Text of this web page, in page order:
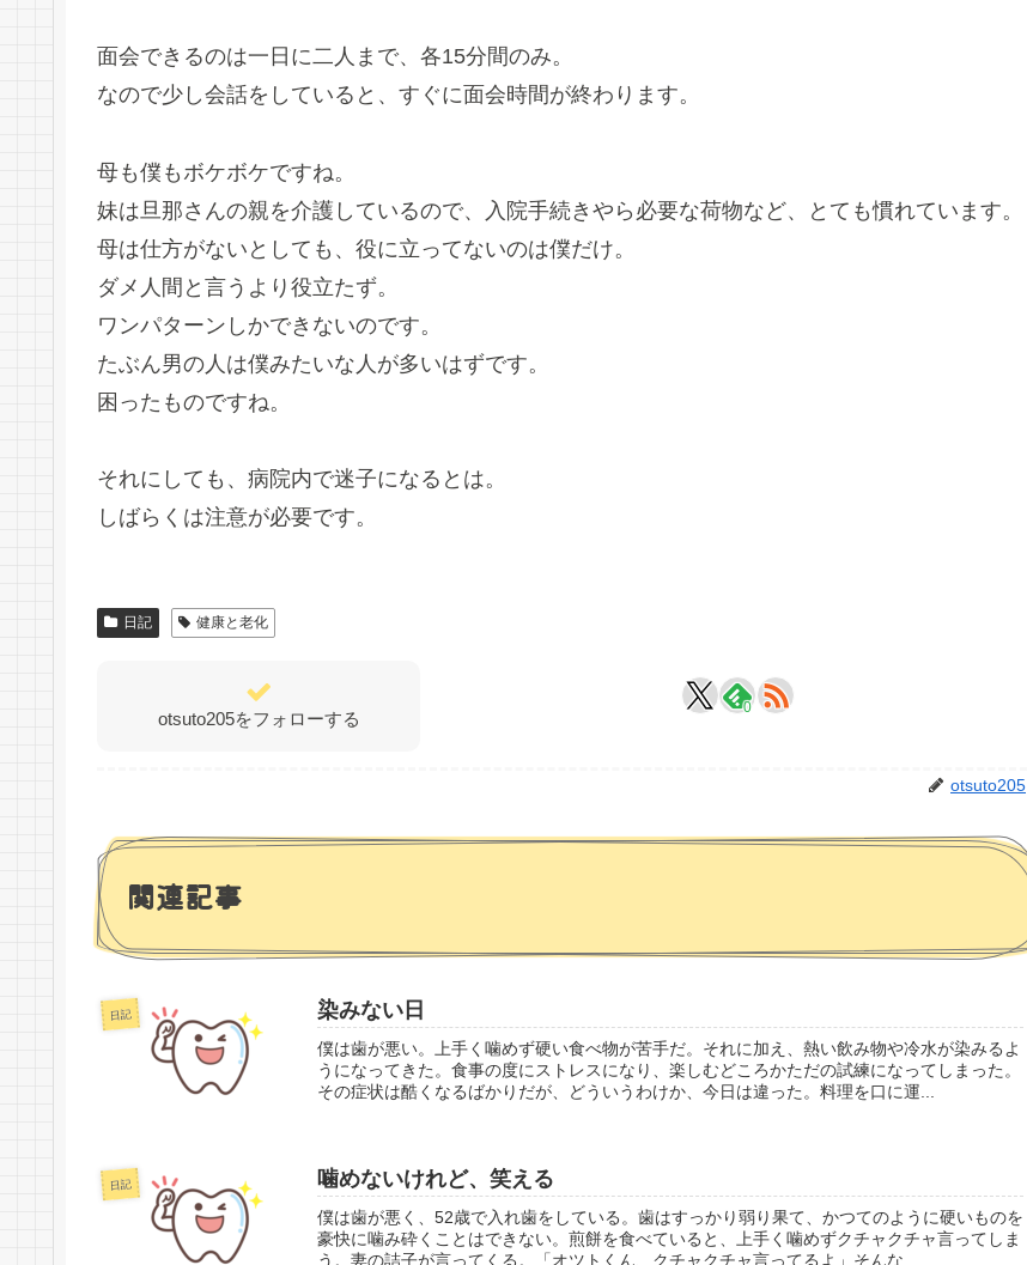
面会できるのは一日に二人まで、各15分間のみ。
なので少し会話をしていると、すぐに面会時間が終わります。
母も僕もボケボケですね。
妹は旦那さんの親を介護しているので、入院手続きやら必要な荷物など、とても慣れています。
母は仕方がないとしても、役に立ってないのは僕だけ。
ダメ人間と言うより役立たず。
ワンパターンしかできないのです。
たぶん男の人は僕みたいな人が多いはずです。
困ったものですね。
それにしても、病院内で迷子になるとは。
しばらくは注意が必要です。
日記 健康と老化
otsuto205をフォローする
0
otsuto205
関連記事
日記 染みない日
僕は歯が悪い。上手く噛めず硬い食べ物が苦手だ。それに加え、熱い飲み物や冷水が染みるよ
うになってきた。食事の度にストレスになり、楽しむどころかただの試練になってしまった。
その症状は酷くなるばかりだが、どういうわけか、今日は違った。料理を口に運...
日記 噛めないけれど、笑える
僕は歯が悪く、52歳で入れ歯をしている。歯はすっかり弱り果て、かつてのように硬いものを
豪快に噛み砕くことはできない。煎餅を食べていると、上手く噛めずクチャクチャ言ってしま
う。妻の詰子が言ってくる。「オツトくん、クチャクチャ言ってるよ」そんな...